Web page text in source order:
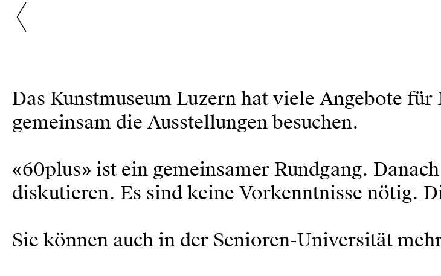
Das Kunstmuseum Luzern hat viele Angebote
gemeinsam die Ausstellungen besuchen.
«60plus» ist ein gemeinsamer Rundgang.
diskutieren. Es sind keine Vorkenntnisse nötig.
Sie können auch in der Senioren-Universität